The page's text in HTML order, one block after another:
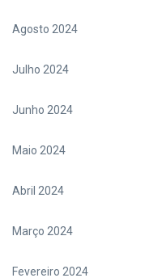
Agosto 2024
Julho 2024
Junho 2024
Maio 2024
Abril 2024
Março 2024
Fevereiro 2024